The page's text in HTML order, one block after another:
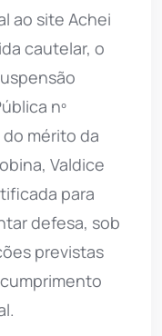
ao site Achei
cautelar, o
nº
mérito da
Valdice
para
defesa, sob
previstas